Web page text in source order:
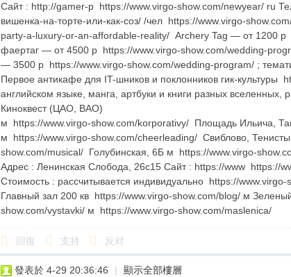
Сайт : http://gamer-p https://www.virgo-show.com/newyear/ ru
вишенка-на-торте-или-как-соз/ /чел https://www.virgo-
party-a-luxury-or-an-affordable-reality/ Archery Tag — от 1200
фаертаг — от 4500 р https://www.virgo-show.com/wedding-
— 3500 р https://www.virgo-show.com/wedding-program/ ;
Первое антикафе для IT-шников и поклонников гик-
английском языке, манга, артбуки и книги разных
Киноквест (ЦАО, ВАО)
м https://www.virgo-show.com/korporativy/ Площадь Ильича,
м https://www.virgo-show.com/cheerleading/ Свиблово,
show.com/musical/ Голубинская, 6Б м https://www.virgo-
Адрес : Ленинская Слобода, 26с15 Сайт : https://www https://
Стоимость : рассчитывается индивидуально https://
Главный зал 200 кв https://www.virgo-show.com/blog/ м
show.com/vystavki/ м https://www.virgo-show.com/maslenica/
回復 支持 反对
發表於 4-29 20:36:46 | 顯示全部樓層